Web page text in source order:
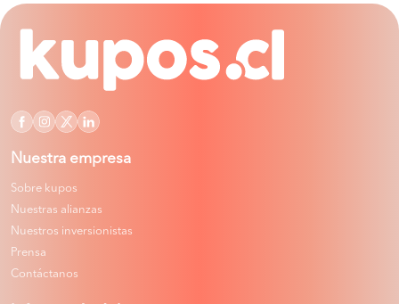
Nuestra empresa
Sobre kupos
Nuestras alianzas
Nuestros inversionistas
Prensa
Contáctanos